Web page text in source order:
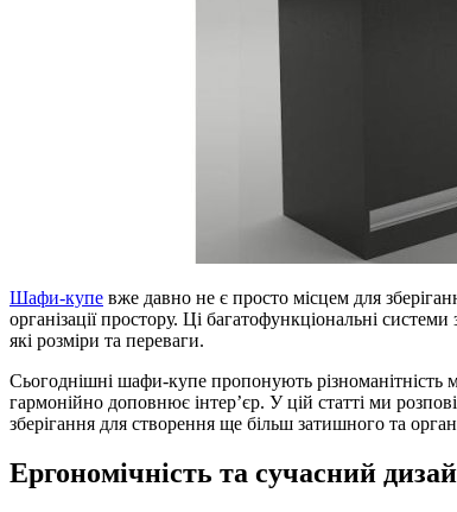
Шафи-купе вже давно не є просто місцем для
організації простору. Ці багатофункціональні
які розміри та переваги.
Сьогоднішні шафи-купе пропонують різноманітність
гармонійно доповнює інтер’єр. У цій статті ми
зберігання для створення ще більш затишного та
Ергономічність та сучасний